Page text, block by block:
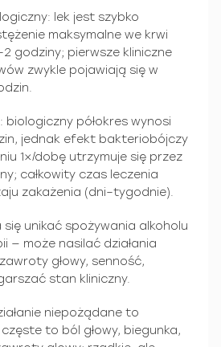
lek jest szybko
maksymalne we krwi
godziny; pierwsze kliniczne
zwykle pojawiają się w
biologiczny półokres wynosi
jednak efekt bakteriobójczy
1×/dobę utrzymuje się przez
całkowity czas leczenia
zakażenia (dni–tygodnie).
się unikać spożywania alkoholu
— może nasilać działania
głowy, senność,
stan kliniczny.
niepożądane to
to ból głowy, biegunka,